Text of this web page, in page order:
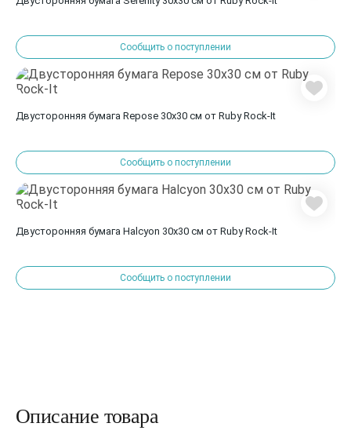
Сообщить о поступлении
Двусторонняя бумага Repose 30х30 см от Ruby Rock-It
Сообщить о поступлении
Двусторонняя бумага Halcyon 30х30 см от Ruby Rock-It
Сообщить о поступлении
Описание товара